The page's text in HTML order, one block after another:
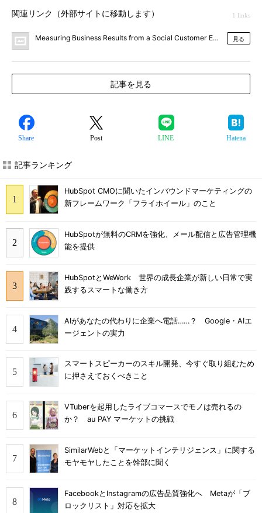
関連リンク（外部サイトに移動します） 1 links
Measuring Business Results from a Social Customer Experience
見る
記事を見る
Share Post LINE Hatena
記事ランキング
HubSpot CMOに聞いたインバウンドマーケティングの
新フレームワーク「フライホイール」のこと
HubSpotが無料のCRMを強化、メール配信と広告管理機
能を提供
HubSpotとWeWork 世界の成長企業が新しい日常で実
践するスマートな働き方
AIがあなたの代わりに企業へ電話……？ Google・AIエ
ージェントの実力
スマートスピーカーのスキル開発、今すぐ取り組むため
に押さえておくべきこと
VTuberを起用したライブコマースでモノは売れるの
か？ au PAY マーケットの挑戦
SimilarWebと「マーケットインテリジェンス」に関する
モヤモヤしたことを幹部に聞く
FacebookとInstagramの広告品質強化へ Metaが「ブ
ロックリスト」対応を拡大